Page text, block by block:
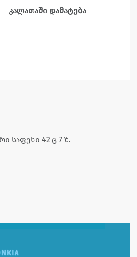
კალათაში დამატება
საფენი 42 ც 7 ზ.